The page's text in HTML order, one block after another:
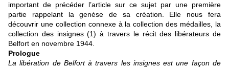
important de précéder l’article sur ce sujet par une première
partie rappelant la genèse de sa création. Elle nous fera
découvrir une collection connexe à la collection des médailles, la
collection des insignes (1) à travers le récit des libérateurs de
Belfort en novembre 1944.
Prologue
La libération de Belfort à travers les insignes est une façon de